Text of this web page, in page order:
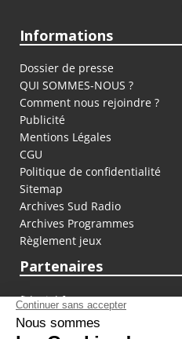
Informations
Dossier de presse
QUI SOMMES-NOUS ?
Comment nous rejoindre ?
Publicité
Mentions Légales
CGU
Politique de confidentialité
Sitemap
Archives Sud Radio
Archives Programmes
Règlement jeux
Partenaires
fiducial.fr
lyoncapitale.fr